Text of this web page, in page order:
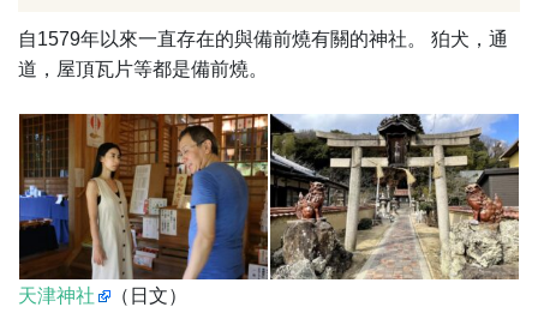
自1579年以來一直存在的與備前燒有關的神社。 狛犬，通
道，屋頂瓦片等都是備前燒。
天津神社 （日文）